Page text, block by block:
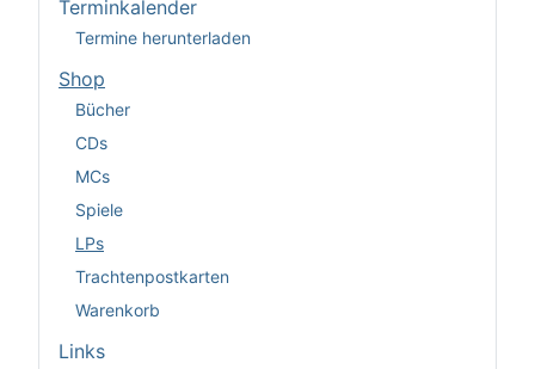
Terminkalender
Termine herunterladen
Shop
Bücher
CDs
MCs
Spiele
LPs
Trachtenpostkarten
Warenkorb
Links